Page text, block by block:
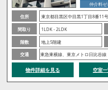
仲介料ゼ
住所
東京都目黒区中目黒1丁目8番11号
間取り
1LDK - 2LDK
階数
地上5階建
交通
東急東横線、東京メトロ日比谷
物件詳細を見る 空室